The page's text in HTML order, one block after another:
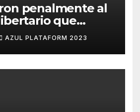
penalmente al
que
napalm sobre
Aires
AZUL PLATAFORM 2023